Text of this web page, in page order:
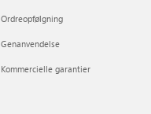
Ordreopfølgning
Genanvendelse
Kommercielle garantier